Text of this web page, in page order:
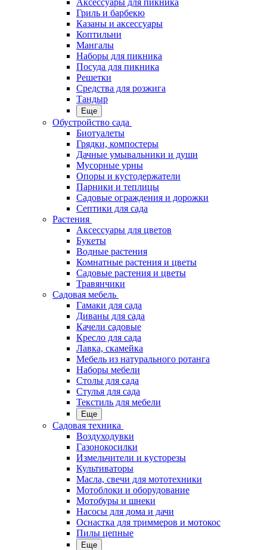
Гриль и барбекю
Казаны и аксессуары
Коптильни
Мангалы
Наборы для пикника
Посуда для пикника
Решетки
Средства для розжига
Тандыр
Еще
Обустройство сада
Биотуалеты
Грядки, компостеры
Дачные умывальники и души
Мусорные урны
Опоры и кустодержатели
Парники и теплицы
Садовые ограждения и дорожки
Септики для сада
Растения
Аксессуары для цветов
Букеты
Водные растения
Комнатные растения и цветы
Садовые растения и цветы
Травянчики
Садовая мебель
Гамаки для сада
Диваны для сада
Качели садовые
Кресло для сада
Лавка, скамейка
Мебель из натурального ротанга
Наборы мебели
Столы для сада
Стулья для сада
Текстиль для мебели
Еще
Садовая техника
Воздуходувки
Газонокосилки
Измельчители и кусторезы
Культиваторы
Масла, свечи для мототехники
Мотоблоки и оборудование
Мотобуры и шнеки
Насосы для дома и дачи
Оснастка для триммеров и мотокос
Пилы цепные
Еще